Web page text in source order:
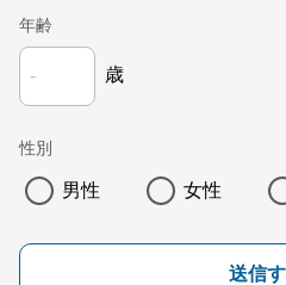
年齢
歳
性別
男性 女性
送信